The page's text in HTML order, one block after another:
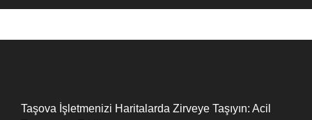
Taşova İşletmenizi Haritalarda Zirveye Taşıyın: Acil